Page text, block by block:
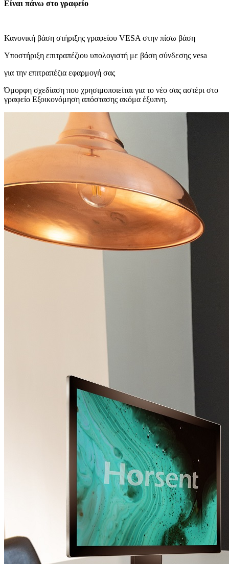
Είναι πάνω στο γραφείο
Κανονική βάση στήριξης γραφείου VESA στην πίσω βάση
Υποστήριξη επιτραπέζιου υπολογιστή με βάση σύνδεσης vesa
για την επιτραπέζια εφαρμογή σας
Όμορφη σχεδίαση που χρησιμοποιείται για το νέο σας αστέρι στο
γραφείο Εξοικονόμηση απόστασης ακόμα έξυπνη.